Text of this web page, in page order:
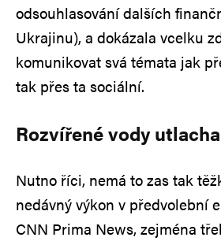
odsouhlasování dalších
Ukrajinu), a dokázala vcelku
komunikovat svá témata jak
tak přes ta sociální.
Rozvířené vody
Nutno říci, nemá to zas tak
nedávný výkon v předvolební
CNN Prima News, zejména